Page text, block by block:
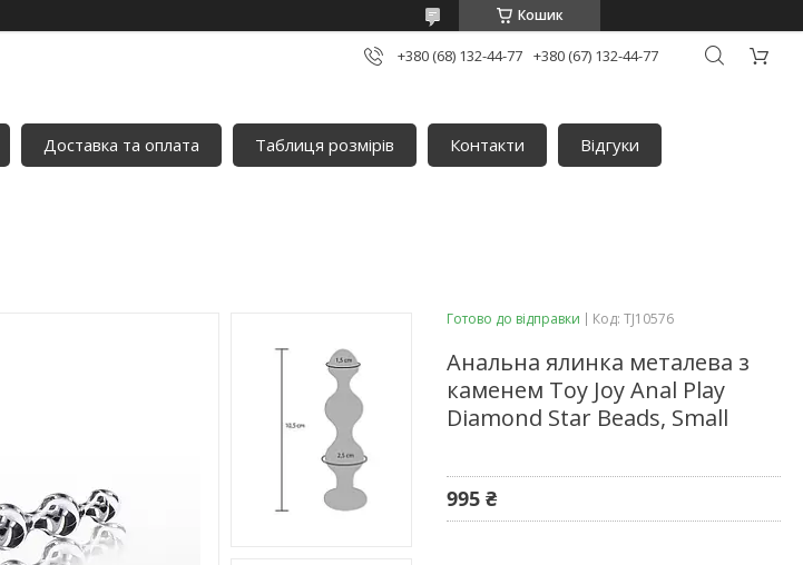
Кошик
+380 (68) 132-44-77 +380 (67) 132-44-77
Доставка та оплата Таблиця розмірів Контакти
Відгуки
Готово до відправки Код: TJ10576
Анальна ялинка металева з
каменем Toy Joy Anal Play
Diamond Star Beads, Small
995 ₴